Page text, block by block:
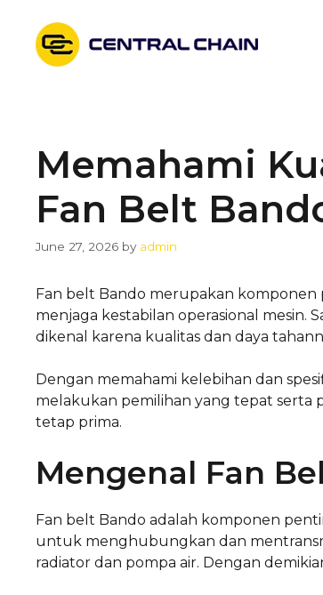
content
Memahami
Fan Belt
June 27, 2026 by admin
Fan belt Bando merupakan komponen
menjaga kestabilan operasional mesin.
dikenal karena kualitas dan daya
Dengan memahami kelebihan dan
melakukan pemilihan yang tepat serta
tetap prima.
Mengenal Fan
Fan belt Bando adalah komponen
untuk menghubungkan dan
radiator dan pompa air. Dengan